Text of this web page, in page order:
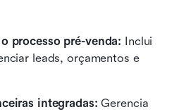
processo pré-venda: Inclui
leads, orçamentos e
integradas: Gerencia